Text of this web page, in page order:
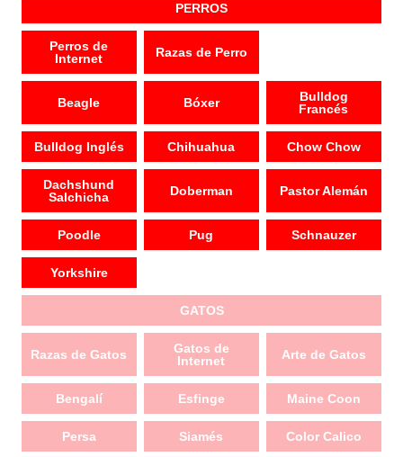
PERROS
Perros de
Internet
Razas de Perro
Beagle Bóxer
Bulldog
Francés
Bulldog Inglés Chihuahua Chow Chow
Dachshund
Salchicha
Doberman Pastor Alemán
Poodle Pug Schnauzer
Yorkshire
GATOS
Razas de Gatos
Gatos de
Internet
Arte de Gatos
Bengalí Esfinge Maine Coon
Persa Siamés Color Calico